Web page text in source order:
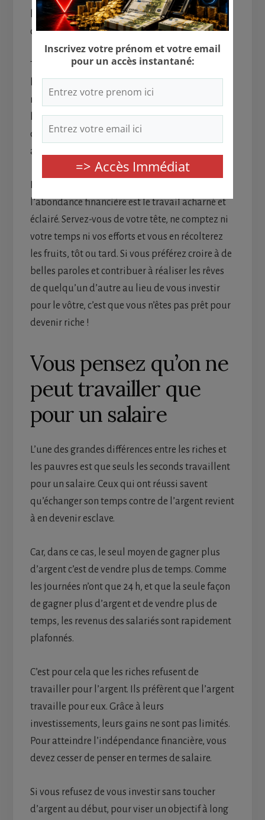
l’indépendance financière et les soulager ainsi
de leurs économies.
Tout comme les grandes fortunes ne peuvent se
bâtir en une nuit, il n’existe aucune recette
miracle, ni infaillible pour devenir riche. Même
les vendeurs de ce type de méthodes fournissent
d’importants efforts pour monter leurs
arnaques, c’est dire.
l’abondance financière est le travail acharné et
éclairé. Servez-vous de votre tête, ne comptez ni
votre temps ni vos efforts et vous en récolterez
les fruits, tôt ou tard. Si vous préférez croire à de
belles paroles et contribuer à réaliser les rêves
de quelqu’un d’autre au lieu de vous investir
pour le vôtre, c’est que vous n’êtes pas prêt pour
devenir riche !
Vous pensez qu’on ne
peut travailler que
pour un salaire
L’une des grandes différences entre les riches et
les pauvres est que seuls les seconds travaillent
pour un salaire. Ceux qui ont réussi savent
qu’échanger son temps contre de l’argent revient
à en devenir esclave.
Car, dans ce cas, le seul moyen de gagner plus
d’argent c’est de vendre plus de temps. Comme
les journées n’ont que 24 h, et que la seule façon
de gagner plus d’argent et de vendre plus de
temps, les revenus des salariés sont rapidement
plafonnés.
C’est pour cela que les riches refusent de
travailler pour l’argent. Ils préfèrent que l’argent
travaille pour eux. Grâce à leurs
investissements, leurs gains ne sont pas limités.
Pour atteindre l’indépendance financière, vous
devez cesser de penser en termes de salaire.
Si vous refusez de vous investir sans toucher
d’argent au début, pour viser un objectif à long